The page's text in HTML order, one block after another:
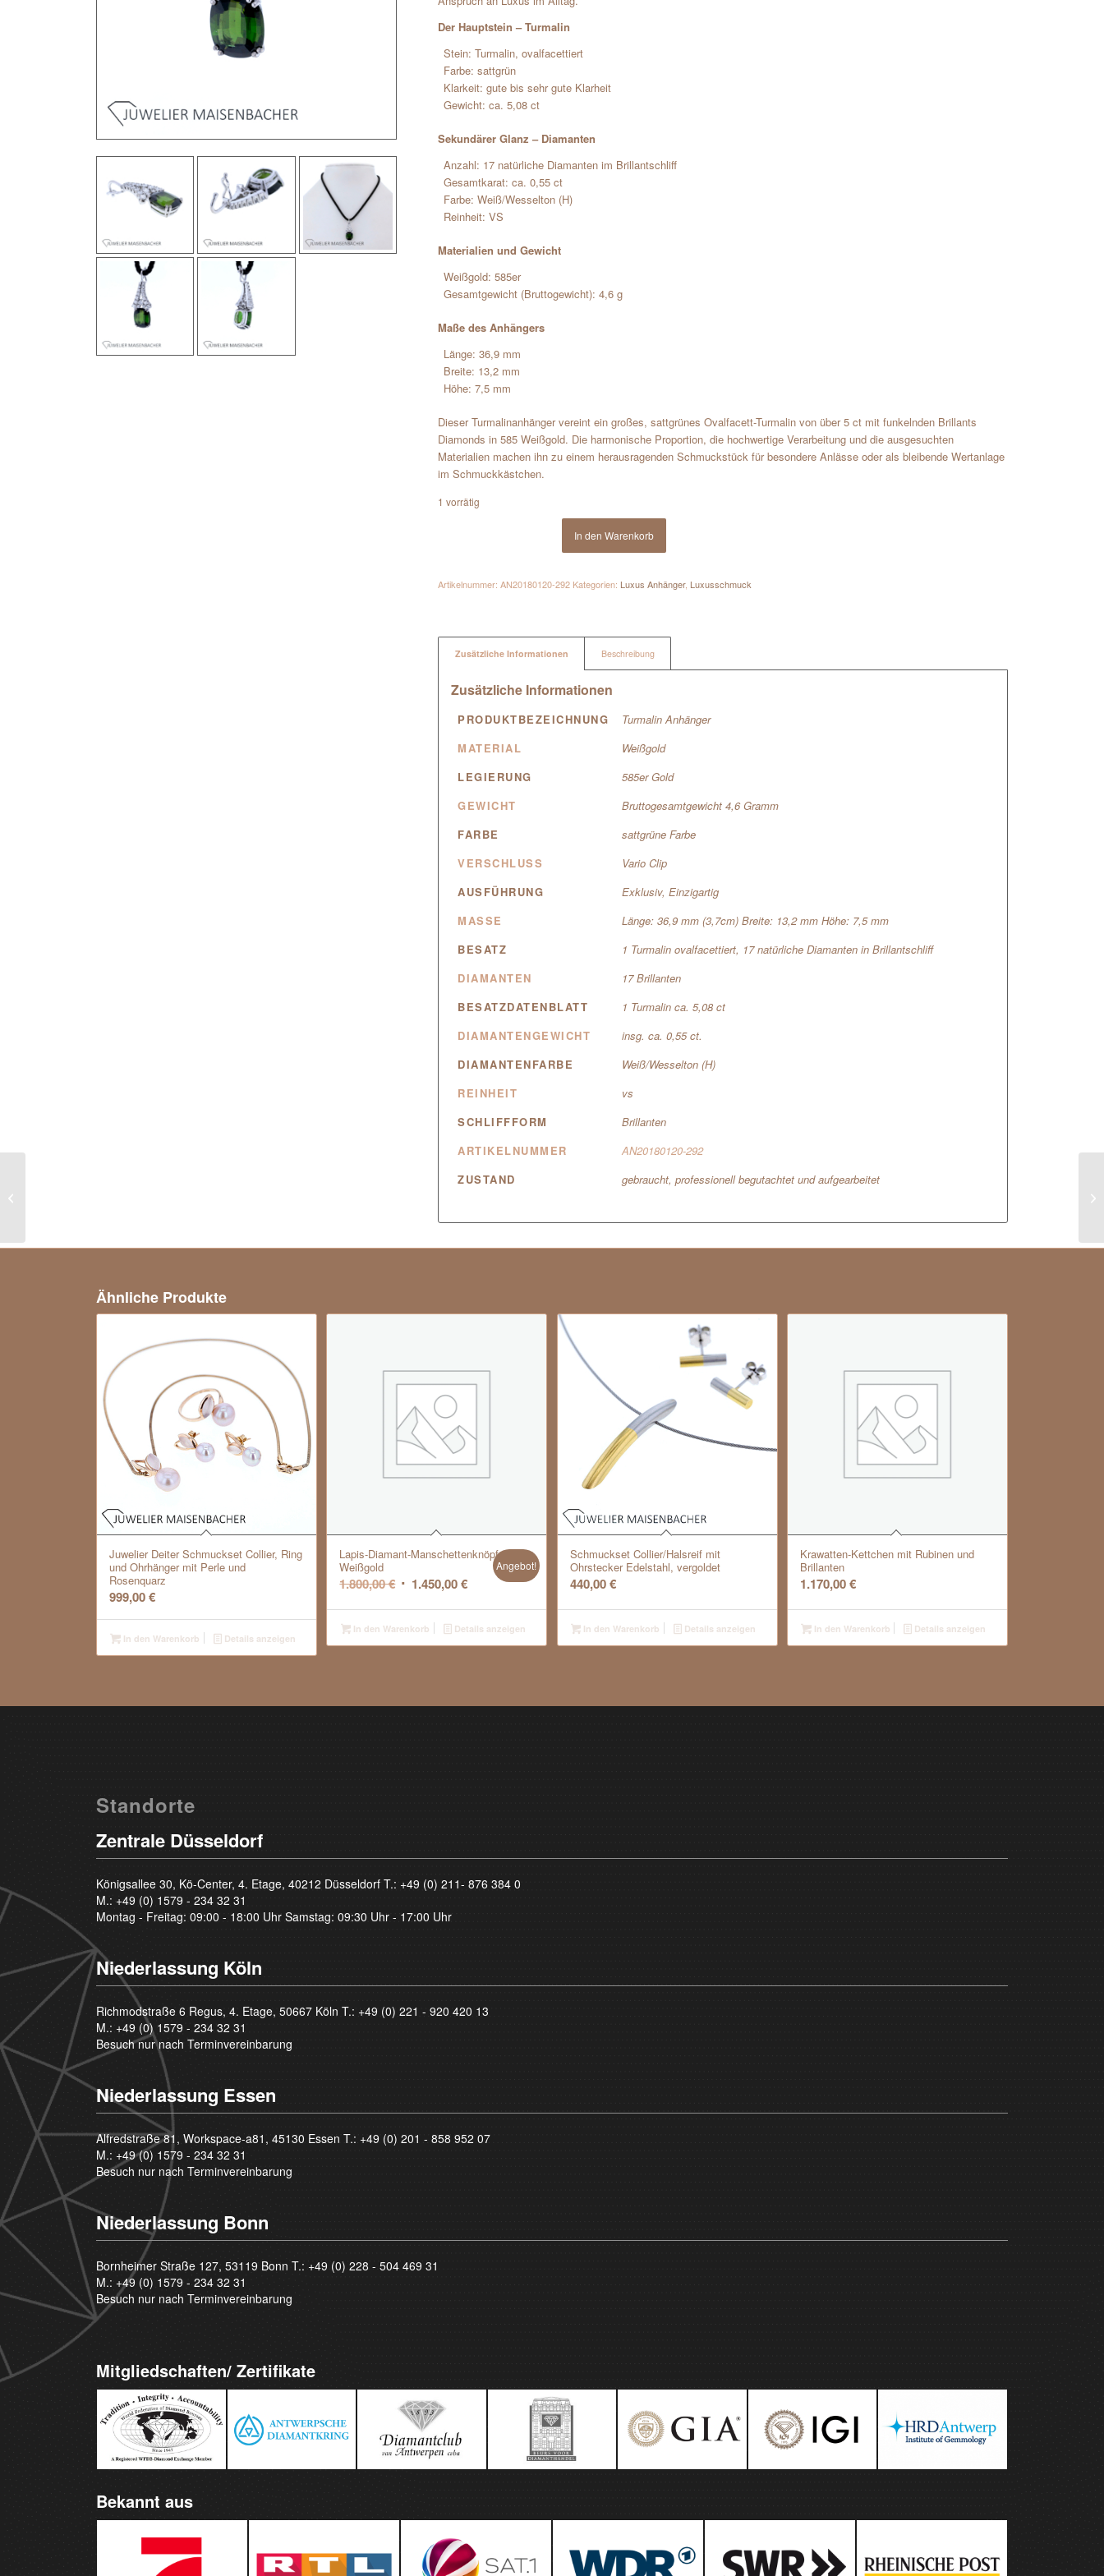
Der Hauptstein – Turmalin
Stein: Turmalin, ovalfacettiert
Farbe: sattgrün
Klarkeit: gute bis sehr gute Klarheit
Gewicht: ca. 5,08 ct
Sekundärer Glanz – Diamanten
Anzahl: 17 natürliche Diamanten im Brillantschliff
Gesamtkarat: ca. 0,55 ct
Farbe: Weiß/Wesselton (H)
Reinheit: VS
Materialien und Gewicht
Weißgold: 585er
Gesamtgewicht (Bruttogewicht): 4,6 g
Maße des Anhängers
Länge: 36,9 mm
Breite: 13,2 mm
Höhe: 7,5 mm
Dieser Turmalinanhänger vereint ein großes, sattgrünes Ovalfacett-Turmalin von über 5 ct mit funkelnden Brillants
Diamonds in 585 Weißgold. Die harmonische Proportion, die hochwertige Verarbeitung und die ausgesuchten
Materialien machen ihn zu einem herausragenden Schmuckstück für besondere Anlässe oder als bleibende Wertanlage
im Schmuckkästchen.
1 vorrätig
In den Warenkorb
Artikelnummer:AN20180120-292 Kategorien: Luxus Anhänger, Luxusschmuck
Zusätzliche Informationen Beschreibung
Zusätzliche Informationen
PRODUKTBEZEICHNUNG
Turmalin Anhänger
MATERIAL
Weißgold
LEGIERUNG
585er Gold
GEWICHT
Bruttogesamtgewicht 4,6 Gramm
FARBE
sattgrüne Farbe
VERSCHLUSS
Vario Clip
AUSFÜHRUNG
Exklusiv, Einzigartig
MASSE
Länge: 36,9 mm (3,7cm) Breite: 13,2 mm Höhe: 7,5 mm
BESATZ
1 Turmalin ovalfacettiert, 17 natürliche Diamanten in Brillantschliff
DIAMANTEN
17 Brillanten
BESATZDATENBLATT
1 Turmalin ca. 5,08 ct
DIAMANTENGEWICHT
insg. ca. 0,55 ct.
DIAMANTENFARBE
Weiß/Wesselton (H)
REINHEIT
vs
SCHLIFFFORM
Brillanten
ARTIKELNUMMER
AN20180120-292
ZUSTAND
gebraucht, professionell begutachtet und aufgearbeitet
Ähnliche Produkte
Juwelier Deiter Schmuckset Collier, Ring
und Ohrhänger mit Perle und
Rosenquarz
999,00€
In den Warenkorb Details anzeigen
Lapis-Diamant-Manschettenknöpfe,
Weißgold
1.800,00€ Ursprünglicher
war:
1.800,00 €
1.450,00€Aktueller
ist:
1.450,00 €.
Angebot!
In den Warenkorb Details anzeigen
Schmuckset Collier/Halsreif mit
Ohrstecker Edelstahl, vergoldet
440,00€
In den Warenkorb Details anzeigen
Krawatten-Kettchen mit Rubinen und
Brillanten
1.170,00€
In den Warenkorb Details anzeigen
Standorte
Zentrale Düsseldorf
Königsallee 30, Kö-Center, 4. Etage, 40212 Düsseldorf T.: +49 (0) 211- 876 384 0
M.: +49 (0) 1579 - 234 32 31
Montag - Freitag: 09:00 - 18:00 Uhr Samstag: 09:30 Uhr - 17:00 Uhr
Niederlassung Köln
Richmodstraße 6 Regus, 4. Etage, 50667 Köln T.: +49 (0) 221 - 920 420 13
M.: +49 (0) 1579 - 234 32 31
Besuch nur nach Terminvereinbarung
Niederlassung Essen
Alfredstraße 81, Workspace-a81, 45130 Essen T.: +49 (0) 201 - 858 952 07
M.: +49 (0) 1579 - 234 32 31
Besuch nur nach Terminvereinbarung
Niederlassung Bonn
Bornheimer Straße 127, 53119 Bonn T.: +49 (0) 228 - 504 469 31
M.: +49 (0) 1579 - 234 32 31
Besuch nur nach Terminvereinbarung
Mitgliedschaften/ Zertifikate
Bekannt aus